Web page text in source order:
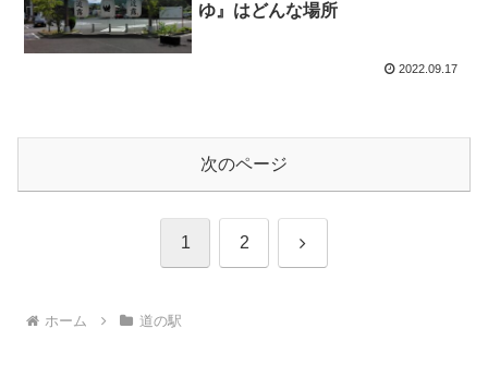
ゆ』はどんな場所
2022.09.17
次のページ
1 2 次
ホーム 道の駅